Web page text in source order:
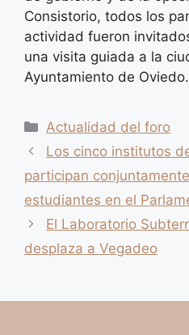
Consistorio, todos los
actividad fueron
una visita guiada a la
Ayuntamiento de Oviedo.
Categorías
Actualidad del foro
Los cinco institutos
participan
estudiantes en el
El Laboratorio
desplaza a Vegadeo